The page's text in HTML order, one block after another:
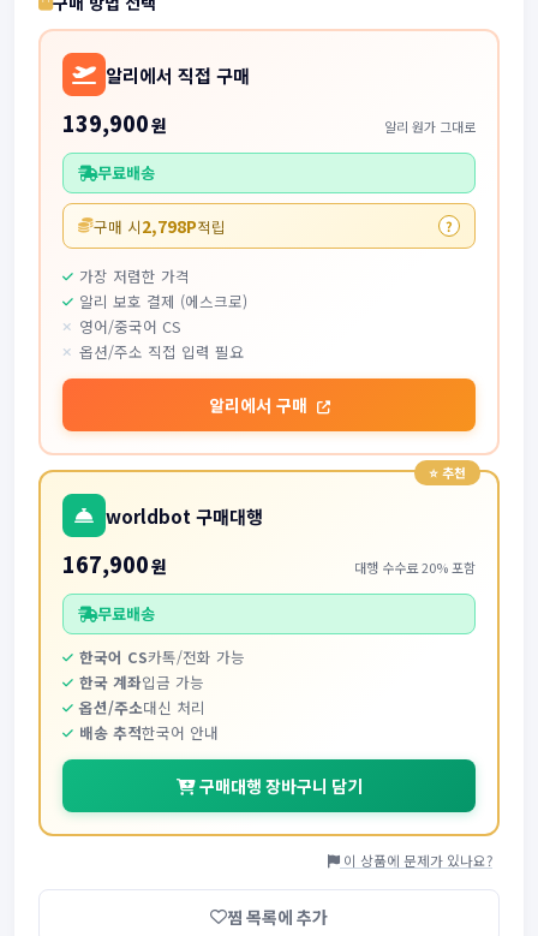
알리에서 직접 구매
139,900원 알리 원가 그대로
무료배송
구매 시2,798P적립 ?
가장 저렴한 가격
알리 보호 결제 (에스크로)
영어/중국어 CS
옵션/주소 직접 입력 필요
알리에서 구매
worldbot 구매대행
167,900원 대행 수수료 20% 포함
무료배송
한국어 CS카톡/전화 가능
한국 계좌입금 가능
옵션/주소대신 처리
배송 추적한국어 안내
구매대행 장바구니 담기
이 상품에 문제가 있나요?
찜 목록에 추가